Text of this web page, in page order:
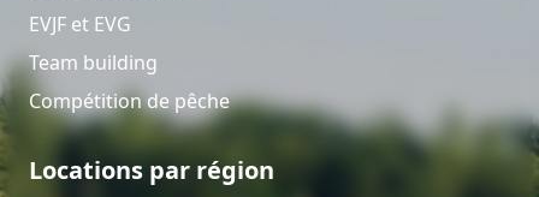
EVJF et EVG
Team building
Compétition de pêche
Locations par région